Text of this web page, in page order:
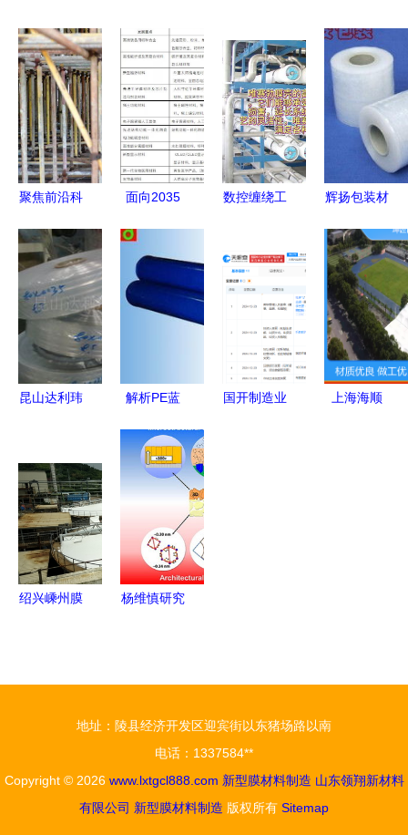
聚焦前沿科
维集团PVA
光学膜项目
顺利封顶引
领新型膜材
料发展
面向2035
国战略 新
型膜材料制
造的突破与
数控缠绕工
膜壳制造的
精度与性能
之魂
辉扬包装材
专注高品质
PVC静电保
护膜与新型
膜材料
昆山达利玮
膜材料产品
引领行业发
展
解析PE蓝
深圳市达胜
电子如何以
领跑市场
国开制造业
上海海顺
绍兴嵊州膜
应用新篇章
杨维慎研究
破
地址：陵县经济开发区迎宾街以东猪场路以南
电话：1337584**
Copyright © 2026 www.lxtgcl888.com 新型膜材料制造 山东领翔新材料
有限公司 新型膜材料制造 版权所有 Sitemap